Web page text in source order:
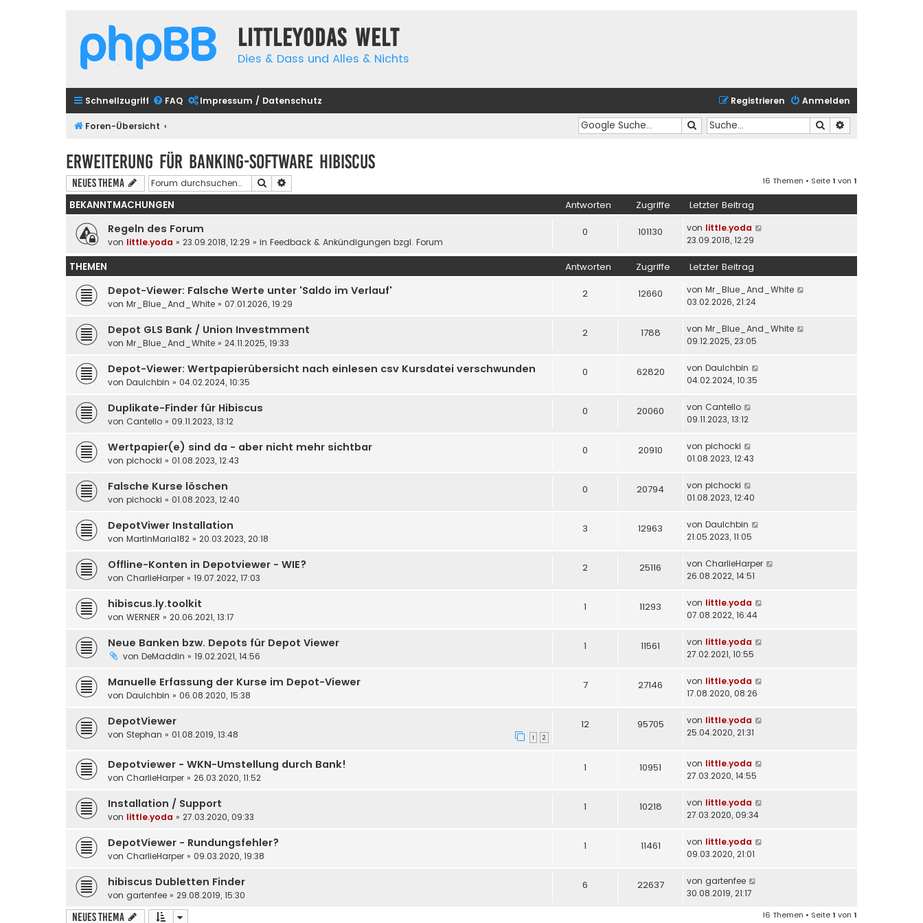
Littleyodas Welt
Dies & Dass und Alles & Nichts
Schnellzugriff FAQ Impressum / Datenschutz Anmelden
Registrieren
Foren-Übersicht Suche
Suche
Erweiterung für Banking-Software Hibiscus
Neues Thema Suche 16 Themen • Seite1 von 1
BEKANNTMACHUNGEN Antworten Zugriffe Letzter Beitrag
Regeln des Forum
von little.yoda » 23.09.2018, 12:29 » in Feedback & Ankündigungen bzgl. Forum
0 101130 von little.yoda
23.09.2018, 12:29
THEMEN Antworten Zugriffe Letzter Beitrag
Depot-Viewer: Falsche Werte unter 'Saldo im Verlauf'
von Mr_Blue_And_White » 07.01.2026, 19:29
2 12660 von Mr_Blue_And_White
03.02.2026, 21:24
Depot GLS Bank / Union Investmment
von Mr_Blue_And_White » 24.11.2025, 19:33
2 1788 von Mr_Blue_And_White
09.12.2025, 23:05
Depot-Viewer: Wertpapierübersicht nach einlesen csv Kursdatei verschwunden
von DauIchbin » 04.02.2024, 10:35
0 62820 von DauIchbin
04.02.2024, 10:35
Duplikate-Finder für Hibiscus
von Cantello » 09.11.2023, 13:12
0 20060 von Cantello
09.11.2023, 13:12
Wertpapier(e) sind da - aber nicht mehr sichtbar
von pichocki » 01.08.2023, 12:43
0 20910 von pichocki
01.08.2023, 12:43
Falsche Kurse löschen
von pichocki » 01.08.2023, 12:40
0 20794 von pichocki
01.08.2023, 12:40
DepotViwer Installation
von MartinMaria182 » 20.03.2023, 20:18
3 12963 von DauIchbin
21.05.2023, 11:05
Offline-Konten in Depotviewer - WIE?
von CharlieHarper » 19.07.2022, 17:03
2 25116 von CharlieHarper
26.08.2022, 14:51
hibiscus.ly.toolkit
von WERNER » 20.06.2021, 13:17
1 11293 von little.yoda
07.08.2022, 16:44
Neue Banken bzw. Depots für Depot Viewer
von DeMaddin » 19.02.2021, 14:56
1 11561 von little.yoda
27.02.2021, 10:55
Manuelle Erfassung der Kurse im Depot-Viewer
von DauIchbin » 06.08.2020, 15:38
7 27146 von little.yoda
17.08.2020, 08:26
DepotViewer
von Stephan » 01.08.2019, 13:48 1 2
12 95705 von little.yoda
25.04.2020, 21:31
Depotviewer - WKN-Umstellung durch Bank!
von CharlieHarper » 26.03.2020, 11:52
1 10951 von little.yoda
27.03.2020, 14:55
Installation / Support
von little.yoda » 27.03.2020, 09:33
1 10218 von little.yoda
27.03.2020, 09:34
DepotViewer - Rundungsfehler?
von CharlieHarper » 09.03.2020, 19:38
1 11461 von little.yoda
09.03.2020, 21:01
hibiscus Dubletten Finder
von gartenfee » 29.08.2019, 15:30
6 22637 von gartenfee
30.08.2019, 21:17
Neues Thema 16 Themen • Seite1 von 1